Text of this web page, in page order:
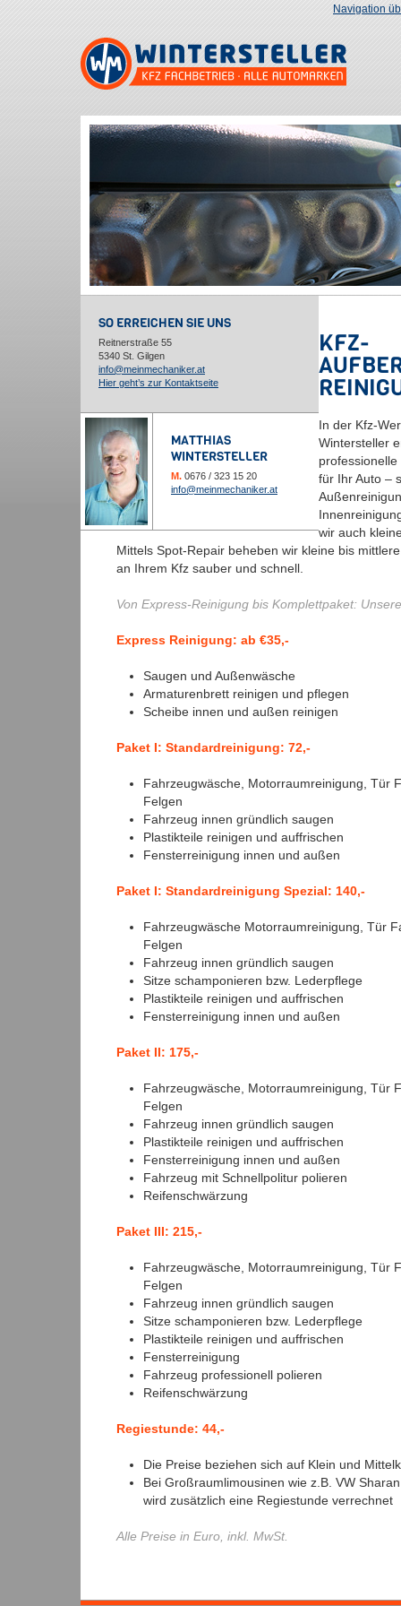
Navigation
SO ERREICHEN SIE UNS
Reitnerstraße 55
5340 St. Gilgen
info@meinmechaniker.at
Hier geht’s zur Kontaktseite
MATTHIAS
WINTERSTELLER
M. 0676 / 323 15 20
info@meinmechaniker.at
KFZ-
In der Kfz-
Wintersteller
für Ihr Auto –
wir auch
Mittels Spot-Repair beheben wir kleine bis
an Ihrem Kfz sauber und schnell.
Von Express-Reinigung bis Komplettpaket:
Express Reinigung: ab €35,-
Saugen und Außenwäsche
Armaturenbrett reinigen und pflegen
Scheibe innen und außen reinigen
Paket I: Standardreinigung: 72,-
Fahrzeugwäsche, Motorraumreinigung, Tür
Felgen
Fahrzeug innen gründlich saugen
Plastikteile reinigen und auffrischen
Fensterreinigung innen und außen
Paket I: Standardreinigung Spezial: 140,-
Fahrzeugwäsche Motorraumreinigung, Tür
Felgen
Fahrzeug innen gründlich saugen
Sitze schamponieren bzw. Lederpflege
Plastikteile reinigen und auffrischen
Fensterreinigung innen und außen
Paket II: 175,-
Fahrzeugwäsche, Motorraumreinigung, Tür
Felgen
Fahrzeug innen gründlich saugen
Plastikteile reinigen und auffrischen
Fensterreinigung innen und außen
Fahrzeug mit Schnellpolitur polieren
Reifenschwärzung
Paket III: 215,-
Fahrzeugwäsche, Motorraumreinigung, Tür
Felgen
Fahrzeug innen gründlich saugen
Sitze schamponieren bzw. Lederpflege
Plastikteile reinigen und auffrischen
Fensterreinigung
Fahrzeug professionell polieren
Reifenschwärzung
Regiestunde: 44,-
Die Preise beziehen sich auf Klein und
Bei Großraumlimousinen wie z.B. VW
wird zusätzlich eine Regiestunde verrechnet
Alle Preise in Euro, inkl. MwSt.